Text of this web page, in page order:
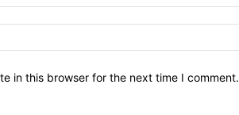
in this browser for the next time I comment.